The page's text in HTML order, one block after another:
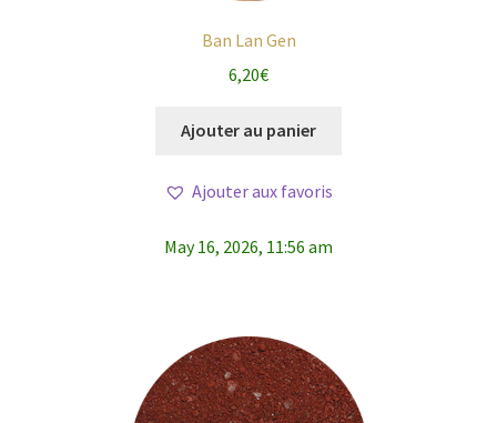
Ban Lan Gen
6,20€
Ajouter au panier
Ajouter aux favoris
May 16, 2026, 11:56 am